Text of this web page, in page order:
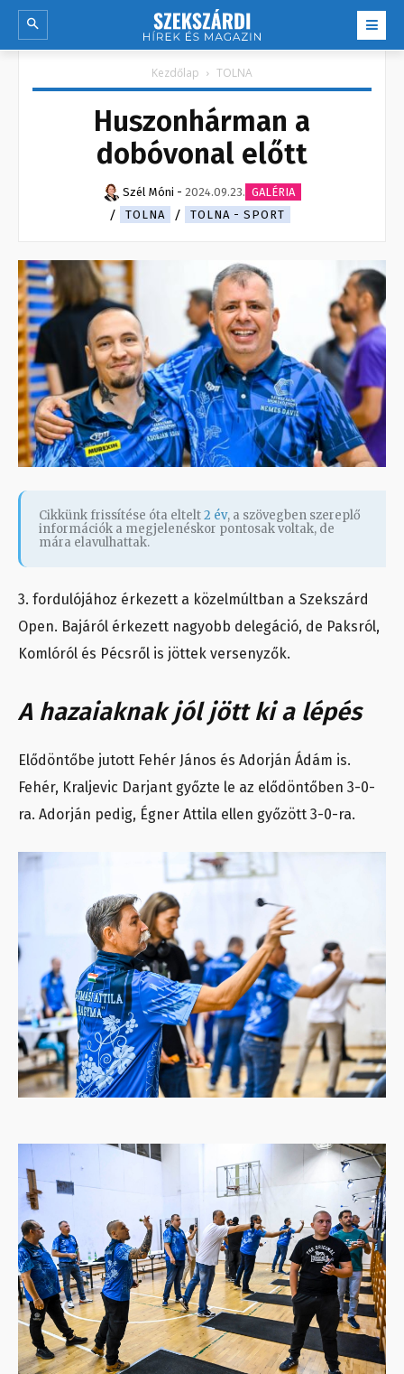
Kezdőlap TOLNA
Huszonhárman a
dobóvonal előtt
Szél Móni - 2024.09.23. GALÉRIA
TOLNA
TOLNA - SPORT
Cikkünk frissítése óta eltelt2 év, a szövegben szereplő
információk a megjelenéskor pontosak voltak, de
mára elavulhattak.
3. fordulójához érkezett a közelmúltban a Szekszárd
Open. Bajáról érkezett nagyobb delegáció, de Paksról,
Komlóról és Pécsről is jöttek versenyzők.
A hazaiaknak jól jött ki a lépés
Elődöntőbe jutott Fehér János és Adorján Ádám is.
Fehér, Kraljevic Darjant győzte le az elődöntőben 3-0-
ra. Adorján pedig, Égner Attila ellen győzött 3-0-ra.